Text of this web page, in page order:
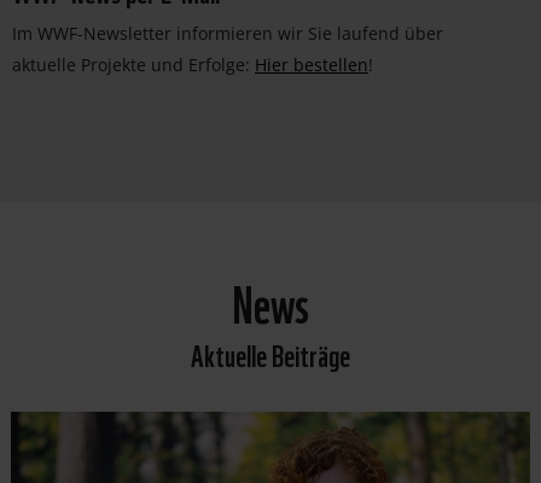
Im WWF-Newsletter informieren wir Sie laufend über
aktuelle Projekte und Erfolge: Hier bestellen!
News
Aktuelle Beiträge